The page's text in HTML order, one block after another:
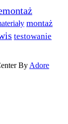
montaż
testowanie
By Adore